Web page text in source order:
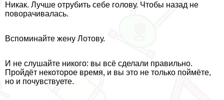
Никак. Лучше отрубить себе голову. Чтобы назад не
поворачивалась.
Вспоминайте жену Лотову.
И не слушайте никого: вы всё сделали правильно.
Пройдёт некоторое время, и вы это не только поймёте,
но и почувствуете.